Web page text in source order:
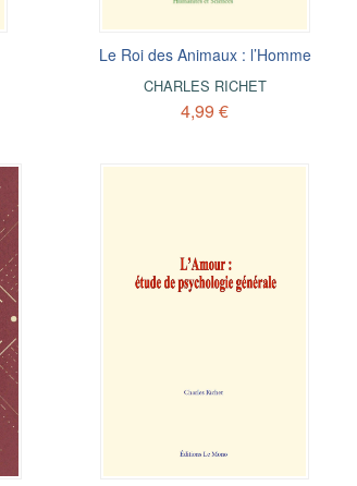
Le Roi des Animaux : l’Homme
CHARLES RICHET
4,99 €